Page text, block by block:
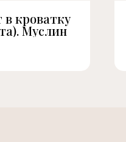
кроватку
Муслин